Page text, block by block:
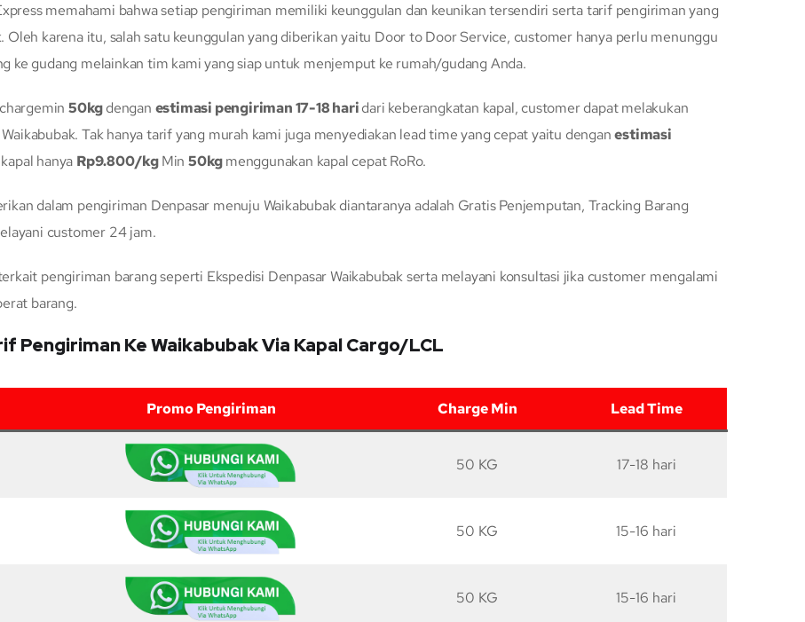
memahami bahwa setiap pengiriman memiliki keunggulan dan keunikan tersendiri serta tarif pengiriman yang
Oleh karena itu, salah satu keunggulan yang diberikan yaitu Door to Door Service, customer hanya perlu menunggu
ke gudang melainkan tim kami yang siap untuk menjemput ke rumah/gudang Anda.
50kgdengan estimasi pengiriman 17-18 haridari keberangkatan kapal, customer dapat melakukan
Tak hanya tarif yang murah kami juga menyediakan lead time yang cepat yaitu denganestimasi
hanya Rp9.800/kgMin50kgmenggunakan kapal cepat RoRo.
dalam pengiriman Denpasar menuju Waikabubak diantaranya adalah Gratis Penjemputan, Tracking Barang
customer 24 jam.
pengiriman barang seperti Ekspedisi Denpasar Waikabubak serta melayani konsultasi jika customer mengalami
barang.
Pengiriman Ke Waikabubak Via Kapal Cargo/LCL
Promo Pengiriman Charge Min Lead Time
50 KG 17-18 hari
50 KG 15-16 hari
50 KG 15-16 hari